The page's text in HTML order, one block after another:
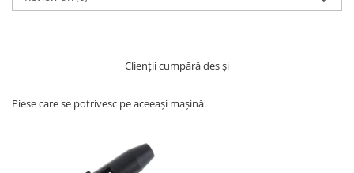
Clienții cumpără des și
Piese care se potrivesc pe aceeași mașină.